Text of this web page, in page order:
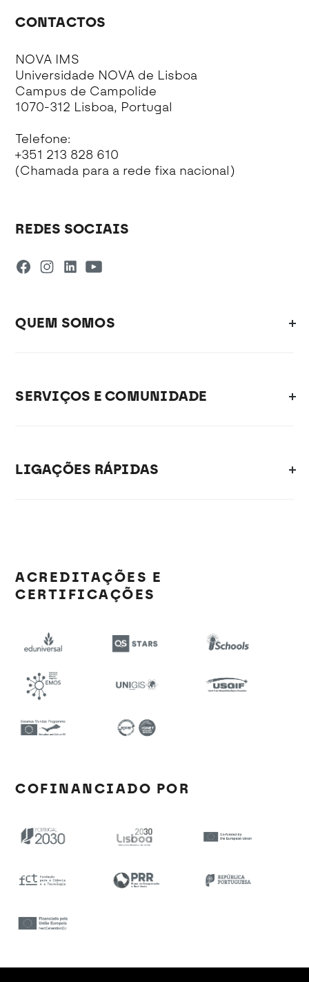
CONTACTOS
NOVA IMS
Universidade NOVA de Lisboa
Campus de Campolide
1070-312 Lisboa, Portugal
Telefone:
+351 213 828 610
(Chamada para a rede fixa nacional)
REDES SOCIAIS
QUEM SOMOS
SERVIÇOS E COMUNIDADE
LIGAÇÕES RÁPIDAS
ACREDITAÇÕES E
CERTIFICAÇÕES
COFINANCIADO POR